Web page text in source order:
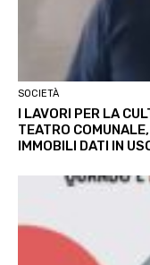
SOCIETÀ
I LAVORI PER LA
TEATRO
IMMOBILI DATI IN